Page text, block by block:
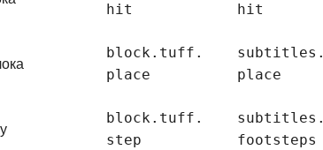
hit
hit
block. tuff.
place
subtitles.
place
block. tuff.
step
subtitles.
footsteps